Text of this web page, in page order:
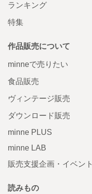
ランキング
特集
作品販売について
minneで売りたい
食品販売
ヴィンテージ販売
ダウンロード販売
minne PLUS
minne LAB
販売支援企画・イベント
読みもの